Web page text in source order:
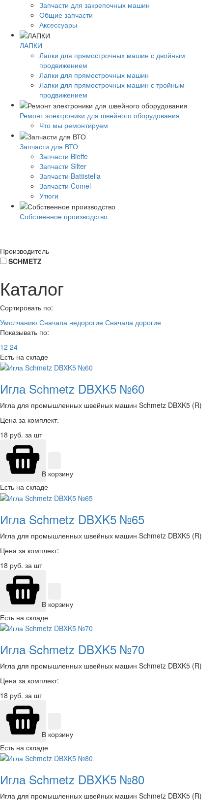
Запчасти для закрепочных машин
Общие запчасти
Аксессуары
ЛАПКИ
Лапки для прямострочных машин с двойным
продвижением
Лапки для прямострочных машин
Лапки для прямострочных машин с тройным
продвижением
Ремонт электроники для швейного оборудования
Что мы ремонтируем
Запчасти для ВТО
Запчасти Bieffe
Запчасти Silter
Запчасти Battistella
Запчасти Comel
Утюги
Собственное производство
Производитель
SCHMETZ
Каталог
Сортировать по:
Умолчанию Сначала недорогие Сначала дорогие
Показывать по:
12 24
Есть на складе
Игла Schmetz DBXK5 №60
Игла для промышленных швейных машин Schmetz DBXK5 (R)
Цена за комплект:
18 руб. за шт
В корзину
Есть на складе
Игла Schmetz DBXK5 №65
Игла для промышленных швейных машин Schmetz DBXK5 (R)
Цена за комплект:
18 руб. за шт
В корзину
Есть на складе
Игла Schmetz DBXK5 №70
Игла для промышленных швейных машин Schmetz DBXK5 (R)
Цена за комплект:
18 руб. за шт
В корзину
Есть на складе
Игла Schmetz DBXK5 №80
Игла для промышленных швейных машин Schmetz DBXK5 (R)